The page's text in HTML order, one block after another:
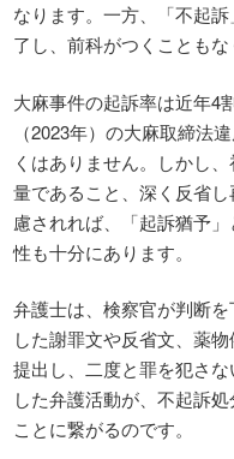
なります。一方、「不起
了し、前科がつくこともな
大麻事件の起訴率は近年4
（2023年）の大麻取締法
くはありません。しかし
量であること、深く反省
慮されれば、「起訴猶予
性も十分にあります。
弁護士は、検察官が判断
した謝罪文や反省文、薬
提出し、二度と罪を犯さ
した弁護活動が、不起訴
ことに繋がるのです。